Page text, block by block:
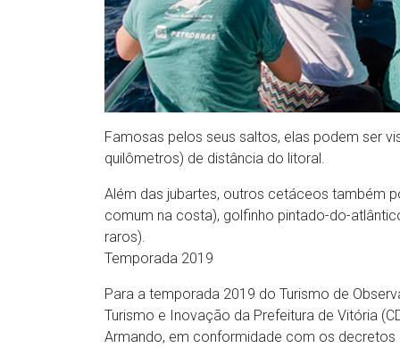
Famosas pelos seus saltos, elas podem ser
quilômetros) de distância do litoral.
Além das jubartes, outros cetáceos também
comum na costa), golfinho pintado-do-
raros).
Temporada 2019
Para a temporada 2019 do Turismo de
Turismo e Inovação da Prefeitura de Vitória
Armando, em conformidade com os